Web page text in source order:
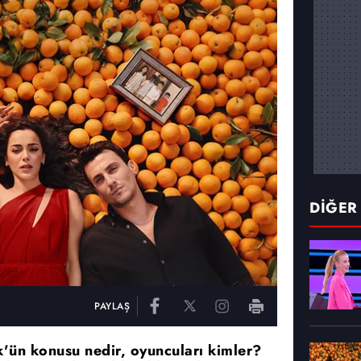
PAYLAŞ
konusu nedir, oyuncuları kimler?